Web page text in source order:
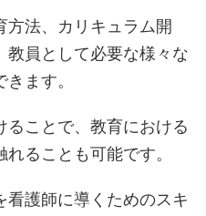
方法、カリキュラム開
教員として必要な様々な
ます。
ることで、教育における
ることも可能です。
護師に導くためのスキ